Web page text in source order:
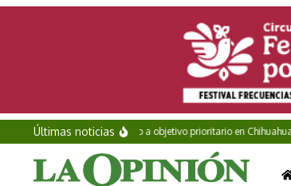
Saltar al contenido
Últimas noticias
Vinculan a proceso a objetivo prioritario en Chihuahua